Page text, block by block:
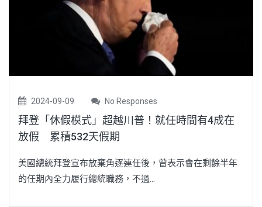
2024-09-09 No Responses
拜登「休假模式」超越川普！就任時間有4成在
放假 累積532天假期
美國總統拜登宣布放棄角逐連任後，曾表示會在剩餘半年
的任期內全力履行總統職務，不過...